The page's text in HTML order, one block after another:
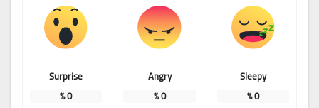
Sleepy
0
%
Angry
0
%
Surprise
0
%